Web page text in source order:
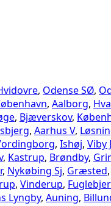
, Odense SØ,
, Aalborg,
, Bjæverskov,
, Aarhus V,
, Ishøj, Viby J
, Kastrup, Brøndby,
, Nykøbing Sj, Græsted,
, Vinderup,
Lyngby, Auning,